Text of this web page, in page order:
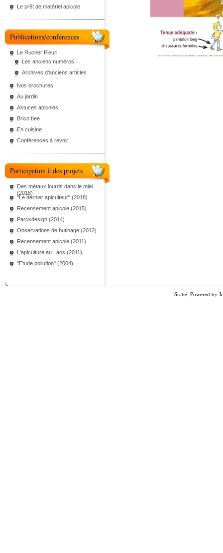
Le prêt de matériel apicole
Publications/conférences
Le Rucher Fleuri
Les anciens numéros
Archives d'anciens articles
Nos brochures
Au jardin
Astuces apicoles
Brico bee
En cuisine
Conférences à revoir
Participation à des projets
Des métaux lourds dans le miel
(2018)
"Le dernier apiculteur" (2018)
Recensement apicole (2015)
Parckdesign (2014)
Observations de butinage (2012)
Recensement apicole (2011)
L'apiculture au Laos (2011)
"Etude pollution" (2004)
Srabe, Powered by